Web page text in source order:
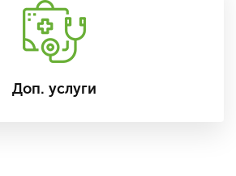
Доп. услуги